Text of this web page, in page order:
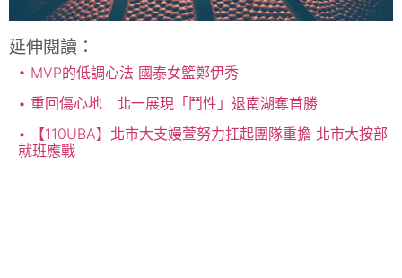
延伸閱讀：
MVP的低調心法 國泰女籃鄭伊秀
重回傷心地 北一展現「鬥性」退南湖奪首勝
【110UBA】北市大支嫚萱努力扛起團隊重擔 北市大按部
就班應戰